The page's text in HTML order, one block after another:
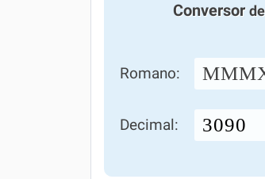
Conversor de
Romano:
Decimal: